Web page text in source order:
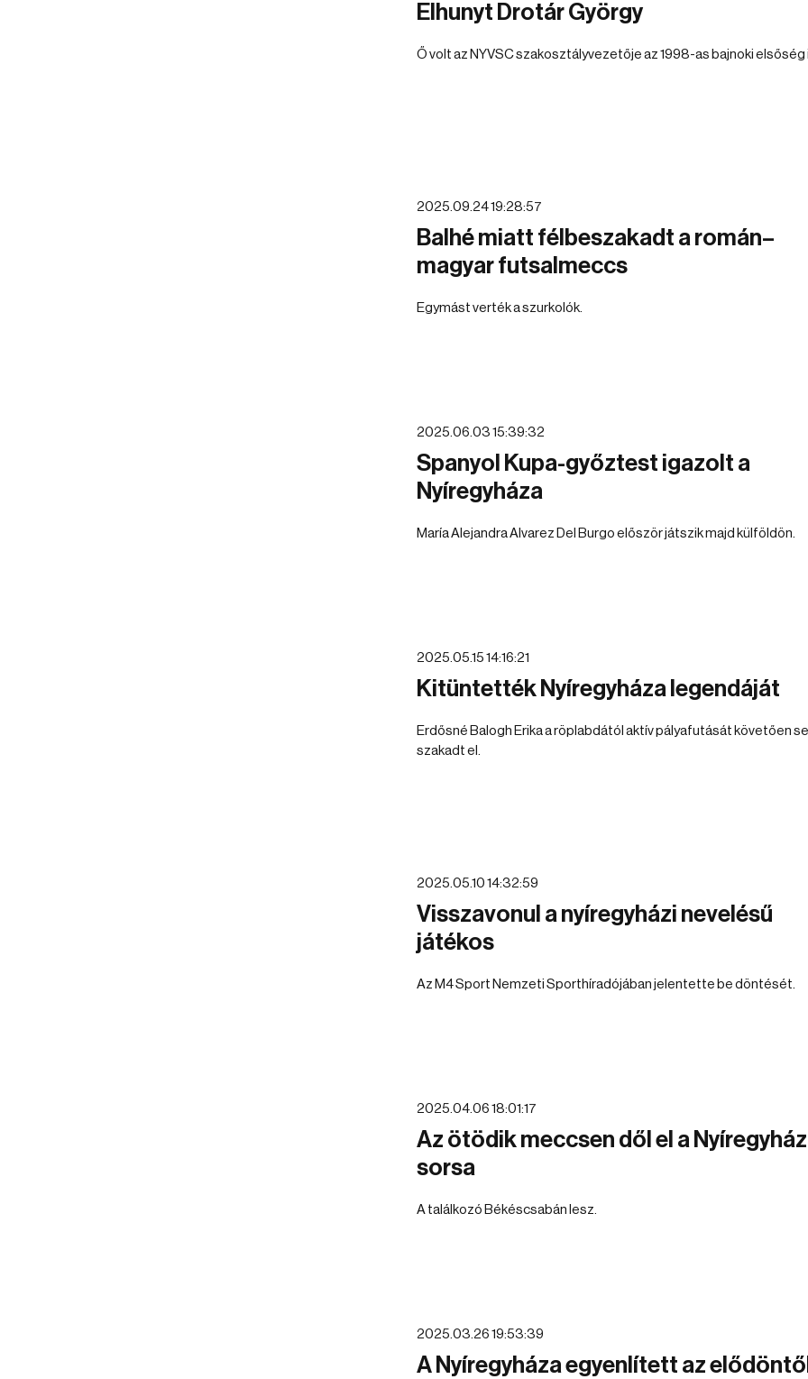
Elhunyt Drotár György
Ő volt az NYVSC szakosztályvezetője az 1998-as bajnoki elsőség
2025.09.24 19:28:57
Balhé miatt félbeszakadt a román–
magyar futsalmeccs
Egymást verték a szurkolók.
2025.06.03 15:39:32
Spanyol Kupa-győztest igazolt a
Nyíregyháza
María Alejandra Alvarez Del Burgo először játszik majd külföldön.
2025.05.15 14:16:21
Kitüntették Nyíregyháza legendáját
Erdősné Balogh Erika a röplabdától aktív pályafutását követően
szakadt el.
2025.05.10 14:32:59
Visszavonul a nyíregyházi nevelésű
játékos
Az M4 Sport Nemzeti Sporthíradójában jelentette be döntését.
2025.04.06 18:01:17
Az ötödik meccsen dől el a
sorsa
A találkozó Békéscsabán lesz.
2025.03.26 19:53:39
A Nyíregyháza egyenlített az